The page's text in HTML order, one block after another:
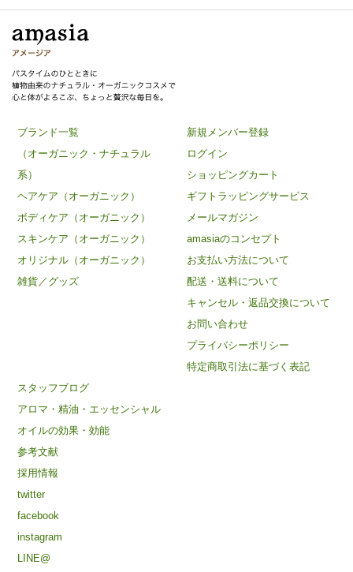
ブランド一覧
（オーガニック・ナチュラル
系）
ヘアケア（オーガニック）
ボディケア（オーガニック）
スキンケア（オーガニック）
オリジナル（オーガニック）
雑貨／グッズ
新規メンバー登録
ログイン
ショッピングカート
ギフトラッピングサービス
メールマガジン
amasiaのコンセプト
お支払い方法について
配送・送料について
キャンセル・返品交換について
お問い合わせ
プライバシーポリシー
特定商取引法に基づく表記
スタッフブログ
アロマ・精油・エッセンシャル
オイルの効果・効能
参考文献
採用情報
twitter
facebook
instagram
LINE@